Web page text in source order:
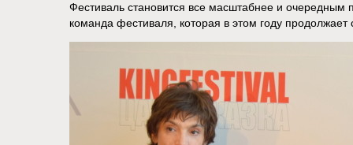
Фестиваль становится все масштабнее и очередным
команда фестиваля, которая в этом году продолжает